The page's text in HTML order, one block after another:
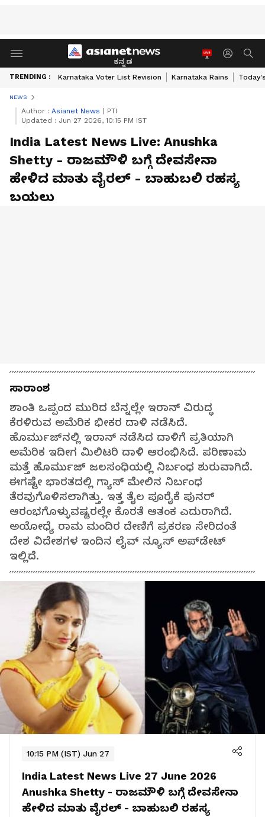
ಕನ್ನಡ
TRENDING : Karnataka Voter List Revision Karnataka Rains
NEWS
Author : Asianet News
PTI
Updated : Jun 27 2026, 10:15 PM IST
India Latest News Live: Anushka
Shetty - ರಾಜಮೌಳಿ ಬಗ್ಗೆ ದೇವಸೇನಾ
ಹೇಳಿದ ಮಾತು ವೈರಲ್ - ಬಾಹುಬಲಿ ರಹಸ್ಯ
ಬಯಲು
ಸಾರಾಂಶ
ಶಾಂತಿ ಒಪ್ಪಂದ ಮುರಿದ ಬೆನ್ನಲ್ಲೇ ಇರಾನ್ ವಿರುದ್ಧ
ಕೆರಳಿರುವ ಅಮೆರಿಕ ಭೀಕರ ದಾಳಿ ನಡೆಸಿದೆ.
ಹೊರ್ಮುಜ್‌ನಲ್ಲಿ ಇರಾನ್ ನಡೆಸಿದ ದಾಳಿಗೆ ಪ್ರತಿಯಾಗಿ
ಅಮೆರಿಕ ಇದೀಗ ಮಿಲಿಟರಿ ದಾಳಿ ಆರಂಭಿಸಿದೆ. ಪರಿಣಾಮ
ಮತ್ತೆ ಹೊರ್ಮುಜ್ ಜಲಸಂಧಿಯಲ್ಲಿ ನಿರ್ಬಂಧ ಶುರುವಾಗಿದೆ.
ಈಗಷ್ಟೇ ಭಾರತದಲ್ಲಿ ಗ್ಯಾಸ್ ಮೇಲಿನ ನಿರ್ಬಂಧ
ತೆರವುಗೊಳಿಸಲಾಗಿತ್ತು. ಇತ್ತ ತೈಲ ಪೂರೈಕೆ ಪುನರ್
ಆರಂಭಗೊಳ್ಳುವಷ್ಟರಲ್ಲೇ ಕೊರತೆ ಆತಂಕ ಎದುರಾಗಿದೆ.
ಅಯೋಧ್ಯೆ ರಾಮ ಮಂದಿರ ದೇಣಿಗೆ ಪ್ರಕರಣ ಸೇರಿದಂತೆ
ದೇಶ ವಿದೇಶಗಳ ಇಂದಿನ ಲೈವ್ ನ್ಯೂಸ್ ಅಪ್‌ಡೇಟ್
ಇಲ್ಲಿದೆ.
10:15 PM (IST) Jun 27
India Latest News Live 27 June 2026
Anushka Shetty - ರಾಜಮೌಳಿ ಬಗ್ಗೆ ದೇವಸೇನಾ
ಹೇಳಿದ ಮಾತು ವೈರಲ್ - ಬಾಹುಬಲಿ ರಹಸ್ಯ